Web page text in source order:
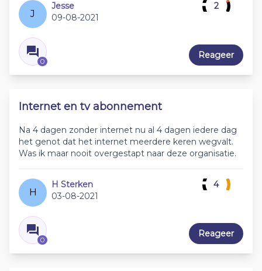
J
Jesse
09-08-2021
0
2
Reageer
Internet en tv abonnement
Na 4 dagen zonder internet nu al 4 dagen iedere dag
het genot dat het internet meerdere keren wegvalt.
Was ik maar nooit overgestapt naar deze organisatie.
H
H Sterken
03-08-2021
0
4
Reageer